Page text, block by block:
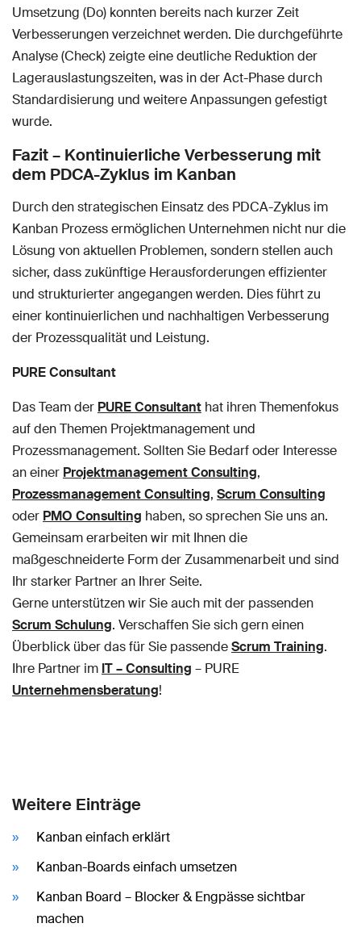
Umsetzung (Do) konnten bereits nach kurzer Zeit
Verbesserungen verzeichnet werden. Die durchgeführte
Analyse (Check) zeigte eine deutliche Reduktion der
Lagerauslastungszeiten, was in der Act-Phase durch
Standardisierung und weitere Anpassungen gefestigt
wurde.
Fazit – Kontinuierliche Verbesserung mit
dem PDCA-Zyklus im Kanban
Durch den strategischen Einsatz des PDCA-Zyklus im
Kanban Prozess ermöglichen Unternehmen nicht nur die
Lösung von aktuellen Problemen, sondern stellen auch
sicher, dass zukünftige Herausforderungen effizienter
und strukturierter angegangen werden. Dies führt zu
einer kontinuierlichen und nachhaltigen Verbesserung
der Prozessqualität und Leistung.
PURE Consultant
Das Team der PURE Consultant hat ihren Themenfokus
auf den Themen Projektmanagement und
Prozessmanagement. Sollten Sie Bedarf oder Interesse
an einer Projektmanagement Consulting,
Prozessmanagement Consulting, Scrum Consulting
oder PMO Consulting haben, so sprechen Sie uns an.
Gemeinsam erarbeiten wir mit Ihnen die
maßgeschneiderte Form der Zusammenarbeit und sind
Ihr starker Partner an Ihrer Seite.
Gerne unterstützen wir Sie auch mit der passenden
Scrum Schulung. Verschaffen Sie sich gern einen
Überblick über das für Sie passendeScrum Training.
Ihre Partner im IT – Consulting – PURE
Unternehmensberatung!
Weitere Einträge
Kanban einfach erklärt
Kanban-Boards einfach umsetzen
Kanban Board – Blocker & Engpässe sichtbar
machen